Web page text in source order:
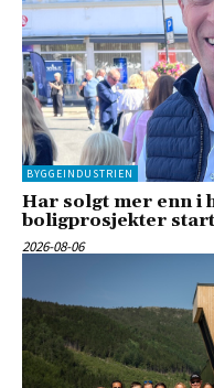
BYGGEINDUSTRIEN
Har solgt mer enn i
boligprosjekter
2026-08-06